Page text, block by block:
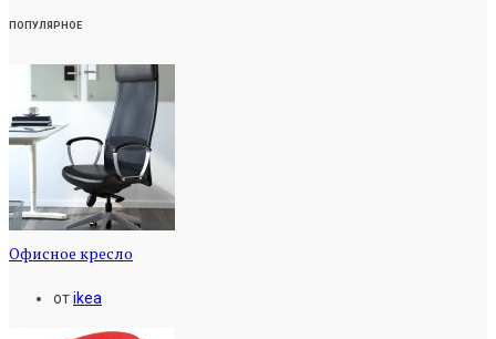
ПОПУЛЯРНОЕ
Офисное кресло
отikea